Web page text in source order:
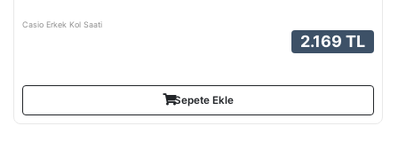
Casio Erkek Kol Saati
2.169 TL
Sepete Ekle